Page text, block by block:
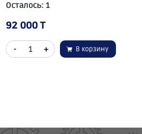
Осталось: 1
92 000 T
- + В корзину